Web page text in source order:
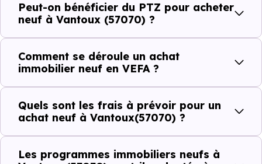
Combien coûte un logement à Vantoux
(57070) ?
C'est souvent la première question. Voici les repères de
prix à connaître pour un achat immobilier à Vantoux
(57070) :
Prix
Prix
Prix
Peut-on bénéficier du PTZ pour acheter
neuf à Vantoux (57070) ?
Comment se déroule un achat
immobilier neuf en VEFA ?
Quels sont les frais à prévoir pour un
achat neuf à Vantoux(57070) ?
Les programmes immobiliers neufs à